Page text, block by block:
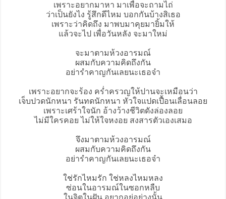
เพราะอยากมาหา มาเพื่อจะถามไถ่
ว่าเป็นยังไง รู้สึกดีไหม บอกกันบ้างสิเธอ
เพราะว่าคิดถึง มาพบมาคุยมายิ้มให้
แล้วจะไป เพื่อวันหลัง จะมาใหม่
จะมาตามห้วงอารมณ์
ผสมกับความคิดถึงกัน
อย่ารำคาญกันเลยนะเธอจ๋า
เพราะอยากจะร้อง คร่ำครวญให้ปานจะเหมือนว่า
เจ็บปวดนักหนา รันทดนักหนา หัวใจแปดเปื้อนเลื่อนลอย
เพราะเศร้าใจนัก อ้างว้างชีวิตดังล่องลอย
ไม่มีใครคอย ไม่ให้ใจหงอย สงสารตัวเองเสมอ
จึงมาตามห้วงอารมณ์
ผสมกับความคิดถึงกัน
อย่ารำคาญกันเลยนะเธอจ๋า
ใช่รักไหมรัก ใช่หลงไหมหลง
ซ่อนในอารมณ์ในซอกหลืบ